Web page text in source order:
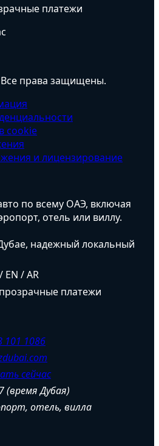
платежи
права защищены.
cookie
и лицензирование
по всему ОАЭ, включая
отель или виллу.
надежный локальный
EN / AR
платежи
101 1086
сейчас
(время Дубая)
отель, вилла